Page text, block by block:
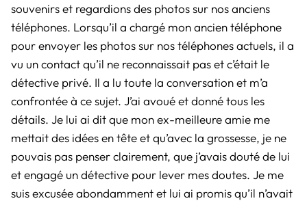
souvenirs et regardions des photos sur nos anciens
téléphones. Lorsqu’il a chargé mon ancien téléphone
pour envoyer les photos sur nos téléphones actuels, il a
vu un contact qu’il ne reconnaissait pas et c’était le
détective privé. Il a lu toute la conversation et m’a
confrontée à ce sujet. J’ai avoué et donné tous les
détails. Je lui ai dit que mon ex-meilleure amie me
mettait des idées en tête et qu’avec la grossesse, je ne
pouvais pas penser clairement, que j’avais douté de lui
et engagé un détective pour lever mes doutes. Je me
suis excusée abondamment et lui ai promis qu’il n’avait